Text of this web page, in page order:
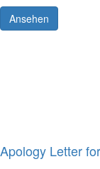
Ansehen
Apology Letter